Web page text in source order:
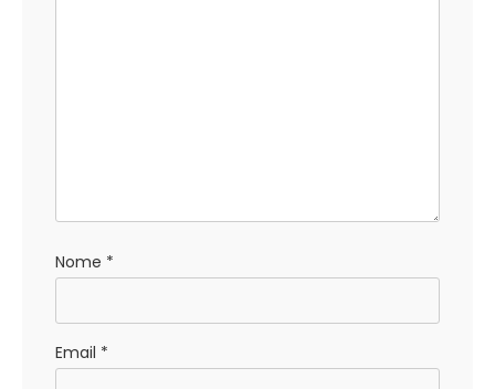
Nome *
Email *